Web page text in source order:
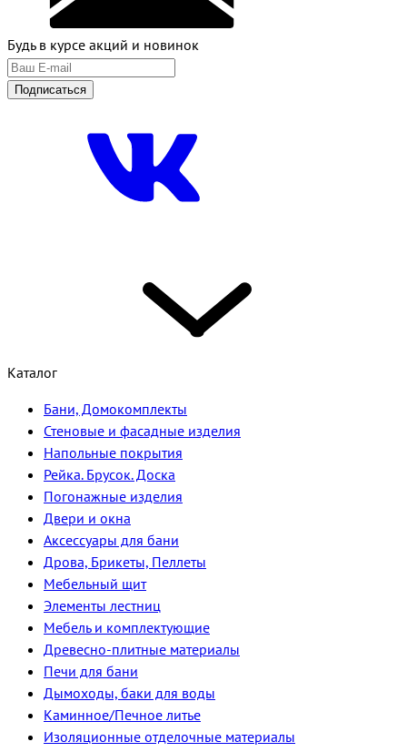
Будь в курсе акций и новинок
Подписаться
Каталог
Бани, Домокомплекты
Стеновые и фасадные изделия
Напольные покрытия
Рейка. Брусок. Доска
Погонажные изделия
Двери и окна
Аксессуары для бани
Дрова, Брикеты, Пеллеты
Мебельный щит
Элементы лестниц
Мебель и комплектующие
Древесно-плитные материалы
Печи для бани
Дымоходы, баки для воды
Каминное/Печное литье
Изоляционные отделочные материалы